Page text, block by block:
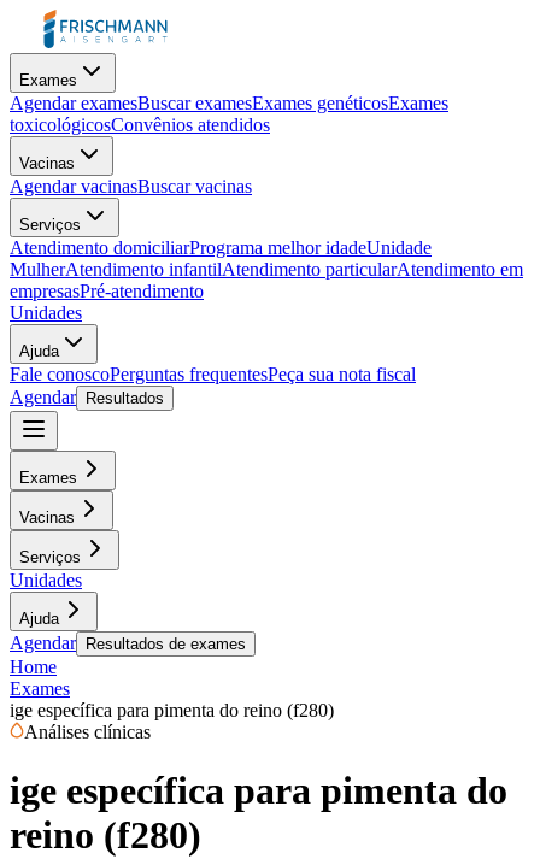
Exames
Agendar examesBuscar examesExames genéticosExames
toxicológicosConvênios atendidos
Vacinas
Agendar vacinasBuscar vacinas
Serviços
Atendimento domiciliarPrograma melhor idadeUnidade
MulherAtendimento infantilAtendimento particularAtendimento em
empresasPré-atendimento
Unidades
Ajuda
Fale conoscoPerguntas frequentesPeça sua nota fiscal
Agendar
Resultados
Exames
Vacinas
Serviços
Unidades
Ajuda
Agendar Resultados de exames
Home
Exames
ige específica para pimenta do reino (f280)
Análises clínicas
ige específica para pimenta do
reino (f280)